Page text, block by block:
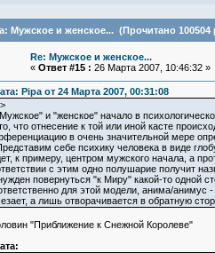
Мужское и женское... (Прочитано 100504
Re: Мужское и женское...
« Ответ #15 : 26 Марта 2007, 10:46:32 »
Pipa от 24 Марта 2007, 00:31:08
и "женское" начало в
что отнесение к той или иной касте
в очень значительной мере
себе психику человека в виде
к примеру, центром мужского начала, а
с этим одно полушарие получит
повернуться "к Миру" какой-то одной
для этой модели, анима/анимус
а лишь отворачивается в обратную
"Приближение к Снежной Королеве"